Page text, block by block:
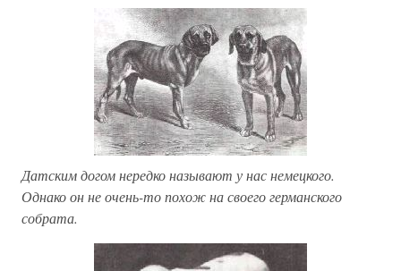
Датским догом нередко называют у нас немецкого.
Однако он не очень-то похож на своего германского
собрата.